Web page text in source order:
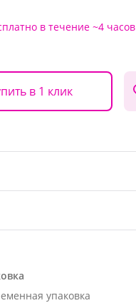
в течение ~4 часов
в 1 клик
упаковка